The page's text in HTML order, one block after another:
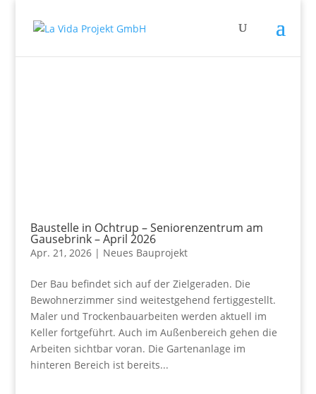
Baustelle in Ochtrup – Seniorenzentrum am
Gausebrink – April 2026
Apr. 21, 2026| Neues Bauprojekt
Der Bau befindet sich auf der Zielgeraden. Die
Bewohnerzimmer sind weitestgehend fertiggestellt.
Maler und Trockenbauarbeiten werden aktuell im
Keller fortgeführt. Auch im Außenbereich gehen die
Arbeiten sichtbar voran. Die Gartenanlage im
hinteren Bereich ist bereits...